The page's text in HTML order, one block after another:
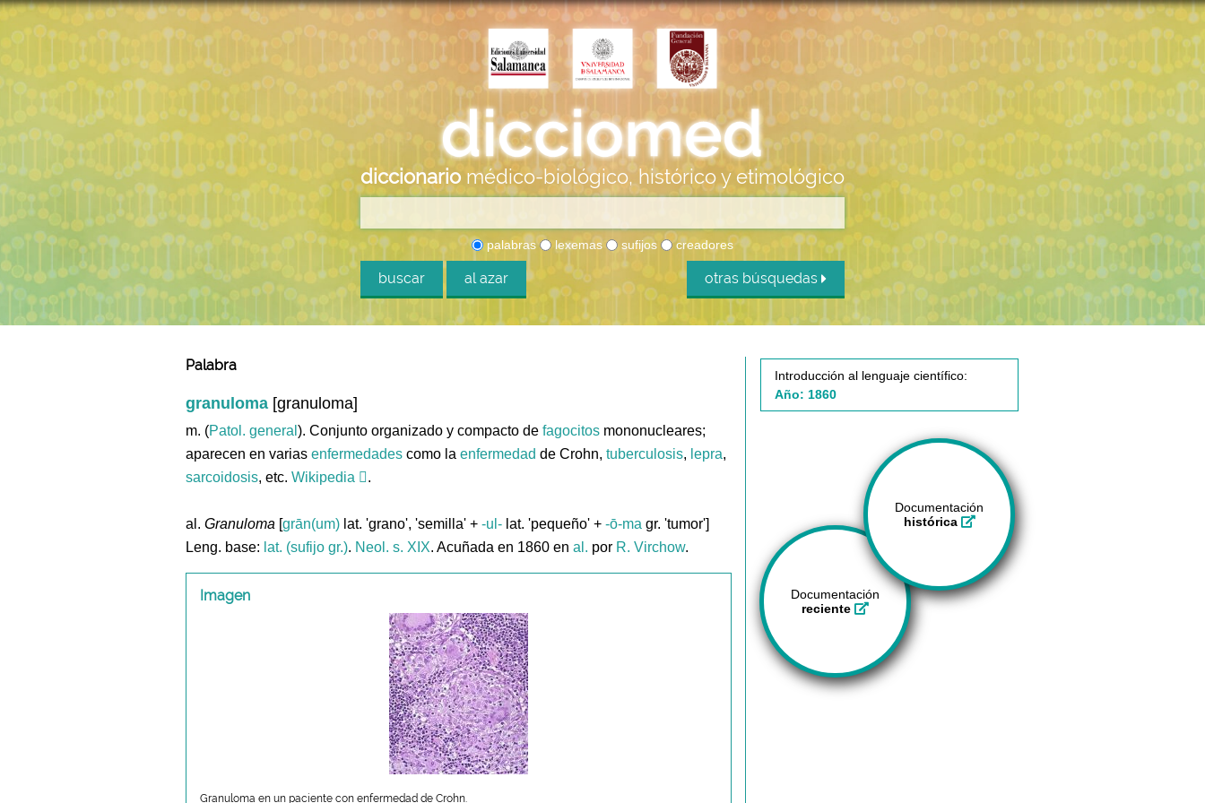
diccionario médico-biológico, histórico y etimológico
palabras lexemas sufijos creadores
buscar al azar otras búsquedas
Palabra
granuloma [granuloma]
m. (Patol. general ). Conjunto organizado y compacto de fagocitos mononucleares;
aparecen en varias enfermedades como la enfermedad de Crohn, tuberculosis, lepra,
sarcoidosis, etc. Wikipedia .
al. Granuloma [grān(um) lat. 'grano', 'semilla' + -ul- lat. 'pequeño' + -ō-ma gr. 'tumor']
Leng. base: lat. (sufijo gr.). Neol. s. XIX. Acuñada en 1860 en al. por R. Virchow.
Imagen
Granuloma en un paciente con enfermedad de Crohn.
Introducción al lenguaje científico:
Año: 1860
Documentación
histórica
Documentación
reciente